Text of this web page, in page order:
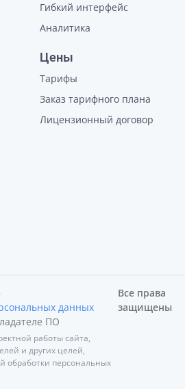
Гибкий интерфейс
Аналитика
Цены
Тарифы
Заказ тарифного плана
Лицензионный договор
данных
ПО
работы сайта,
и других целей,
обработки персональных
Все права
защищены